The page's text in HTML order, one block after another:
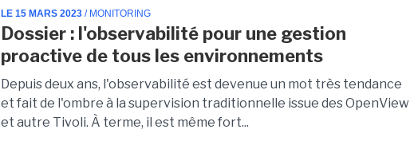
LE 15 MARS 2023 / MONITORING
Dossier : l'observabilité pour une gestion
proactive de tous les environnements
Depuis deux ans, l'observabilité est devenue un mot très tendance
et fait de l'ombre à la supervision traditionnelle issue des OpenView
et autre Tivoli. À terme, il est même fort...